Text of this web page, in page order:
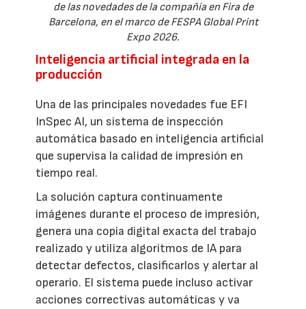
de las novedades de la compañía en Fira de
Barcelona, en el marco de FESPA Global Print
Expo 2026.
Inteligencia artificial integrada en la
producción
Una de las principales novedades fue EFI
InSpec AI, un sistema de inspección
automática basado en inteligencia artificial
que supervisa la calidad de impresión en
tiempo real.
La solución captura continuamente
imágenes durante el proceso de impresión,
genera una copia digital exacta del trabajo
realizado y utiliza algoritmos de IA para
detectar defectos, clasificarlos y alertar al
operario. El sistema puede incluso activar
acciones correctivas automáticas y va